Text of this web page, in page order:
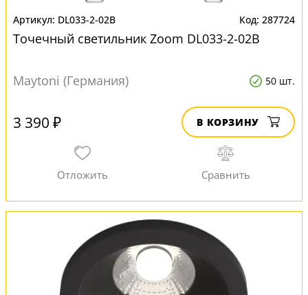
DL033-2-02B 287724
Точечный светильник Zoom DL033-2-02B
Maytoni (Германия) 50 шт.
3 390 ₽ В КОРЗИНУ